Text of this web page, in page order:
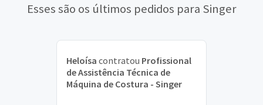
Esses são os últimos pedidos para Singer
Heloísa contratou Profissional
de Assistência Técnica de
Máquina de Costura - Singer